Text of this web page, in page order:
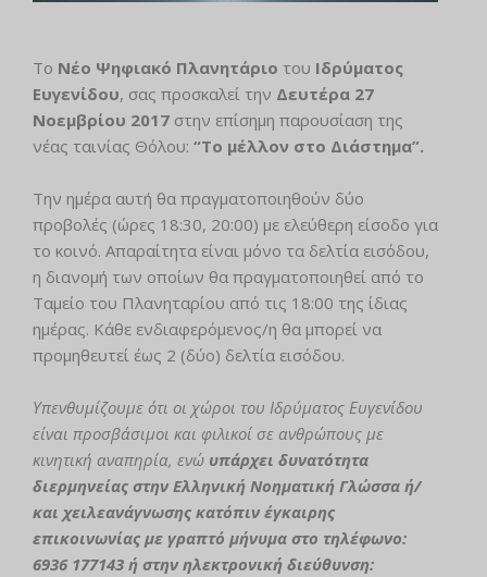
To Νέο Ψηφιακό Πλανητάριο του Ιδρύματος
Ευγενίδου, σας προσκαλεί την Δευτέρα 27
Νοεμβρίου 2017 στην επίσημη παρουσίαση της
νέας ταινίας Θόλου: “Το μέλλον στο Διάστημα”.
Την ημέρα αυτή θα πραγματοποιηθούν δύο
προβολές (ώρες 18:30, 20:00) με ελεύθερη είσοδο για
το κοινό. Απαραίτητα είναι μόνο τα δελτία εισόδου,
η διανομή των οποίων θα πραγματοποιηθεί από το
Ταμείο του Πλανηταρίου από τις 18:00 της ίδιας
ημέρας. Κάθε ενδιαφερόμενος/η θα μπορεί να
προμηθευτεί έως 2 (δύο) δελτία εισόδου.
Υπενθυμίζουμε ότι οι χώροι του Ιδρύματος Ευγενίδου
είναι προσβάσιμοι και φιλικοί σε ανθρώπους με
κινητική αναπηρία, ενώ υπάρχει δυνατότητα
διερμηνείας στην Ελληνική Νοηματική Γλώσσα ή/
και χειλεανάγνωσης κατόπιν έγκαιρης
επικοινωνίας με γραπτό μήνυμα στο τηλέφωνο:
6936 177143 ή στην ηλεκτρονική διεύθυνση: